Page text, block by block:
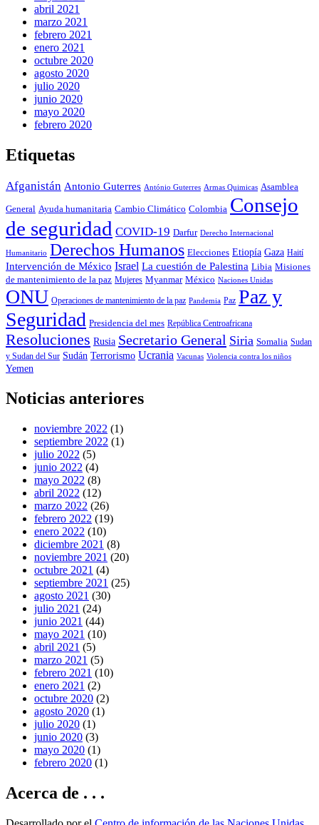
abril 2021
marzo 2021
febrero 2021
enero 2021
octubre 2020
agosto 2020
julio 2020
junio 2020
mayo 2020
febrero 2020
Etiquetas
Afganistán Antonio Guterres António Guterres Armas Quimicas Asamblea
General Ayuda humanitaria Cambio Climático Colombia Consejo
de seguridad COVID-19 Darfur Derecho Internacional
Humanitario Derechos Humanos Elecciones Etiopía Gaza Haití
Intervención de México Israel La cuestión de Palestina Libia Misiones
de mantenimiento de la paz Mujeres Myanmar México Naciones Unidas
ONU Operaciones de mantenimiento de la paz Pandemia Paz Paz y
Seguridad Presidencia del mes República Centroafricana
Resoluciones Rusia Secretario General Siria Somalia Sudan
y Sudan del Sur Sudán Terrorismo Ucrania Vacunas Violencia contra los niños
Yemen
Noticias anteriores
noviembre 2022 (1)
septiembre 2022 (1)
julio 2022 (5)
junio 2022 (4)
mayo 2022 (8)
abril 2022 (12)
marzo 2022 (26)
febrero 2022 (19)
enero 2022 (10)
diciembre 2021 (8)
noviembre 2021 (20)
octubre 2021 (4)
septiembre 2021 (25)
agosto 2021 (30)
julio 2021 (24)
junio 2021 (44)
mayo 2021 (10)
abril 2021 (5)
marzo 2021 (5)
febrero 2021 (10)
enero 2021 (2)
octubre 2020 (2)
agosto 2020 (1)
julio 2020 (1)
junio 2020 (3)
mayo 2020 (1)
febrero 2020 (1)
Acerca de . . .